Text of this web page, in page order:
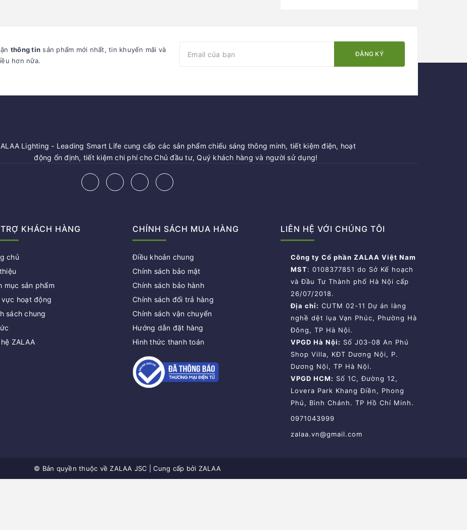
thông tin sản phẩm mới nhất, tin khuyến mãi và
hơn nữa.
ĐĂNG KÝ
Lighting - Leading Smart Life cung cấp các sản phẩm chiếu sáng thông minh, tiết kiệm điện, hoạt
động ổn định, tiết kiệm chi phí cho Chủ đầu tư, Quý khách hàng và người sử dụng!
KHÁCH HÀNG
chủ
mục sản phẩm
vực hoạt động
sách chung
ZALAA
CHÍNH SÁCH MUA HÀNG
Điều khoản chung
Chính sách bảo mật
Chính sách bảo hành
Chính sách đổi trả hàng
Chính sách vận chuyển
Hướng dẫn đặt hàng
Hình thức thanh toán
LIÊN HỆ VỚI CHÚNG TÔI
Công ty Cổ phần ZALAA Việt Nam
MST: 0108377851 do Sở Kế hoạch
và Đầu Tư Thành phố Hà Nội cấp
26/07/2018.
Địa chỉ: CUTM 02-11 Dự án làng
nghề dệt lụa Vạn Phúc, Phường Hà
Đông, TP Hà Nội.
VPGD Hà Nội: Số J03-08 An Phú
Shop Villa, KĐT Dương Nội, P.
Dương Nội, TP Hà Nội.
VPGD HCM: Số 1C, Đường 12,
Lovera Park Khang Điền, Phong
Phú, Bình Chánh. TP Hồ Chí Minh.
0971043999
zalaa.vn@gmail.com
© Bản quyền thuộc vềZALAA JSC Cung cấp bởi ZALAA